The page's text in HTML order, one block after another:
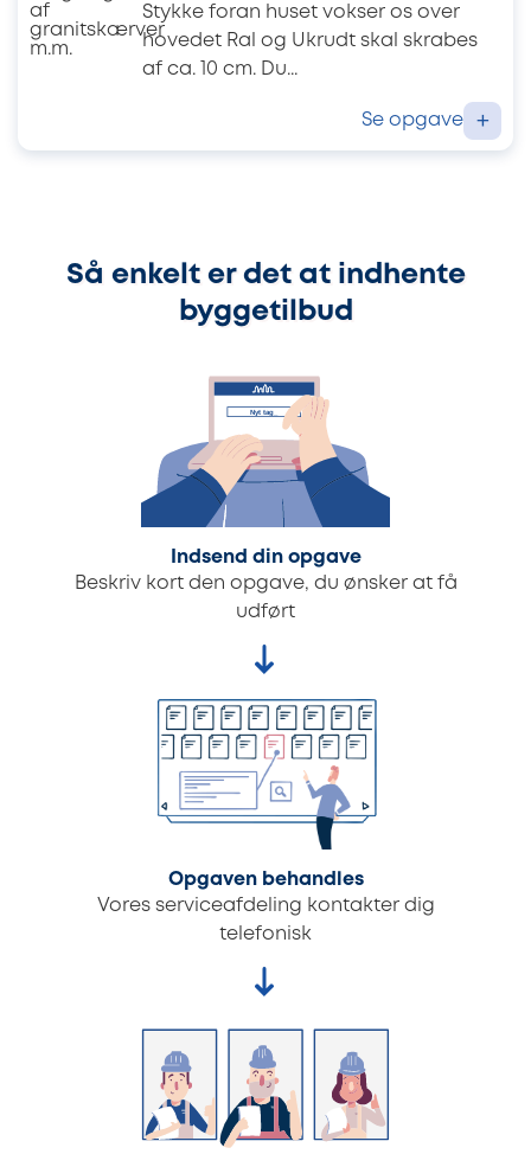
Stykke foran huset vokser os over
hovedet Ral og Ukrudt skal skrabes
af ca. 10 cm. Du...
Se opgave +
Så enkelt er det at indhente
byggetilbud
Indsend din opgave
Beskriv kort den opgave, du ønsker at få
udført
Opgaven behandles
Vores serviceafdeling kontakter dig
telefonisk